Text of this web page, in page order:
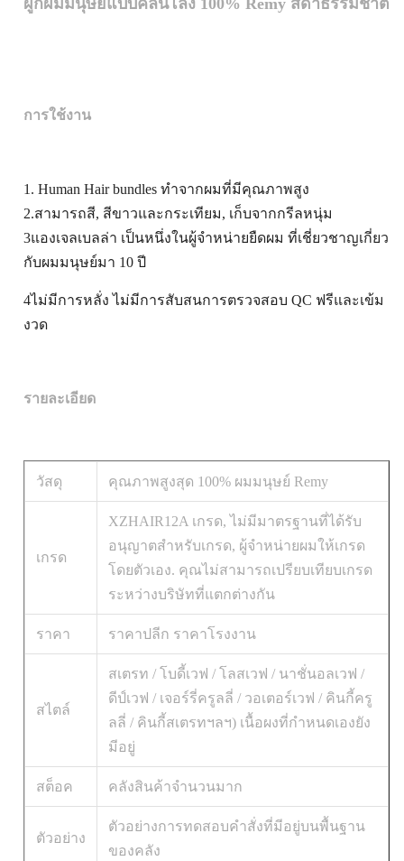
ผูกผมมนุษย์แบบคลื่นโล่ง 100% Remy สีดําธรรมชาติ
การใช้งาน
1. Human Hair bundles ทําจากผมที่มีคุณภาพสูง
2.สามารถสี, สีขาวและกระเทียม, เก็บจากกรีลหนุ่ม
3แองเจลเบลล่า เป็นหนึ่งในผู้จําหน่ายยืดผม ที่เชี่ยวชาญเกี่ยว
กับผมมนุษย์มา 10 ปี
4ไม่มีการหลั่ง ไม่มีการสับสนการตรวจสอบ QC ฟรีและเข้ม
งวด
รายละเอียด
วัสดุ คุณภาพสูงสุด 100% ผมมนุษย์ Remy
เกรด
XZHAIR12A เกรด, ไม่มีมาตรฐานที่ได้รับ
อนุญาตสําหรับเกรด, ผู้จําหน่ายผมให้เกรด
โดยตัวเอง. คุณไม่สามารถเปรียบเทียบเกรด
ระหว่างบริษัทที่แตกต่างกัน
ราคา ราคาปลีก ราคาโรงงาน
สไตล์
สเตรท / โบดี้เวฟ / โลสเวฟ / นาชั่นอลเวฟ /
ดีป์เวฟ / เจอร์รี่ครูลลี่ / วอเตอร์เวฟ / คินกี้ครู
ลลี่ / คินกี้สเตรทฯลฯ) เนื้อผงที่กําหนดเองยัง
มีอยู่
สต็อค คลังสินค้าจํานวนมาก
ตัวอย่าง
ตัวอย่างการทดสอบคําสั่งที่มีอยู่บนพื้นฐาน
ของคลัง